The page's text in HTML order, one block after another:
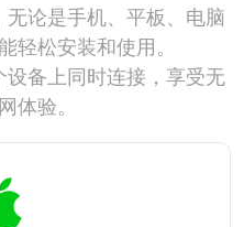
论是手机、平板、电脑
轻松安装和使用。
备上同时连接，享受无
体验。